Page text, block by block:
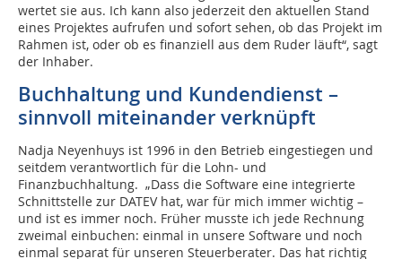
wertet sie aus. Ich kann also jederzeit den aktuellen Stand
eines Projektes aufrufen und sofort sehen, ob das Projekt im
Rahmen ist, oder ob es finanziell aus dem Ruder läuft“, sagt
der Inhaber.
Buchhaltung und Kundendienst –
sinnvoll miteinander verknüpft
Nadja Neyenhuys ist 1996 in den Betrieb eingestiegen und
seitdem verantwortlich für die Lohn- und
Finanzbuchhaltung. „Dass die Software eine integrierte
Schnittstelle zur DATEV hat, war für mich immer wichtig –
und ist es immer noch. Früher musste ich jede Rechnung
zweimal einbuchen: einmal in unsere Software und noch
einmal separat für unseren Steuerberater. Das hat richtig